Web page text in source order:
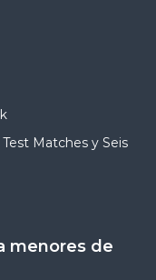
Matches y Seis